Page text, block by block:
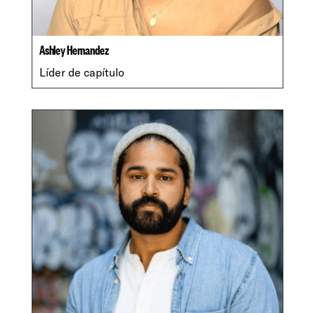
Ashley Hernandez
Líder de capítulo